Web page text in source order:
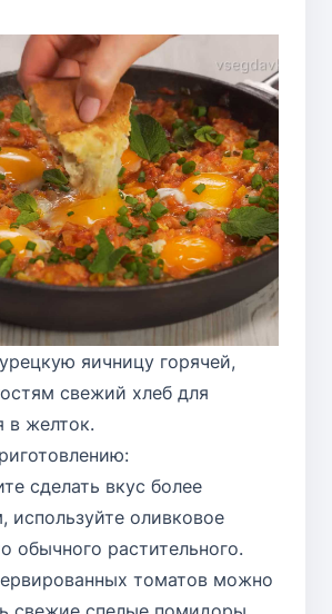
яичницу горячей,
свежий хлеб для
в желток.
сделать вкус более
оливковое
обычного растительного.
томатов можно